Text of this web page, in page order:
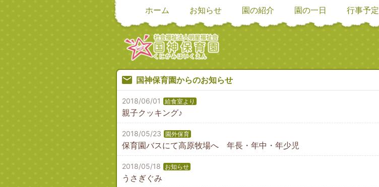
ホーム お知らせ 園の紹介 園の一日 行事予定
国神保育園からのお知らせ
2018/06/01 給食室より
親子クッキング♪
2018/05/23 園外保育
保育園バスにて高原牧場へ 年長・年中・年少児
2018/05/18 お知らせ
うさぎぐみ